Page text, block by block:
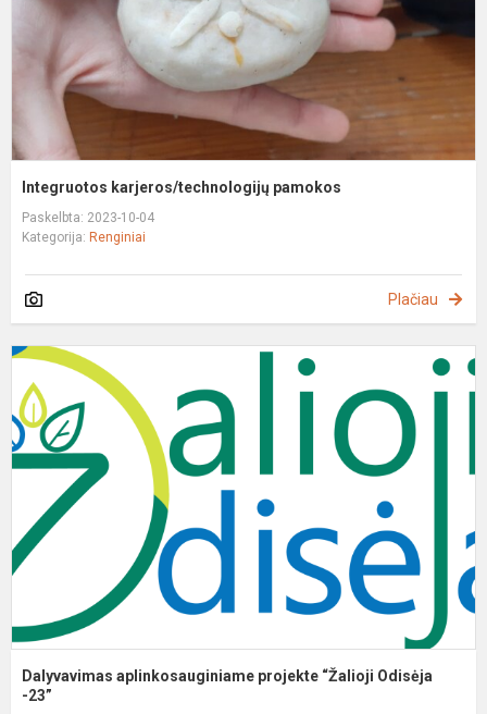
Integruotos karjeros/technologijų pamokos
Paskelbta: 2023-10-04
Kategorija: Renginiai
Plačiau
Dalyvavimas aplinkosauginiame projekte “Žalioji Odisėja
-23”